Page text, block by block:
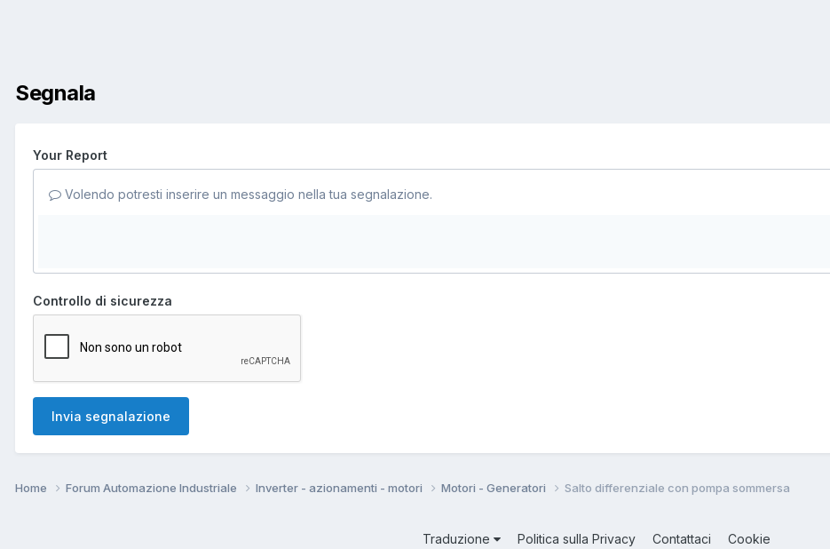
Segnala
Your Report
Volendo potresti inserire un messaggio nella tua segnalazione.
Controllo di sicurezza
Invia segnalazione
Home Forum Automazione Industriale Inverter - azionamenti - motori Motori - Generatori Salto differenziale con pompa sommersa
Traduzione Politica sulla Privacy Contattaci Cookie